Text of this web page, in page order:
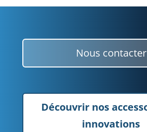
Nous contacter
Découvrir nos
innovations